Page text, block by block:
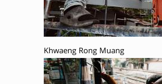
Khwaeng Rong Muang